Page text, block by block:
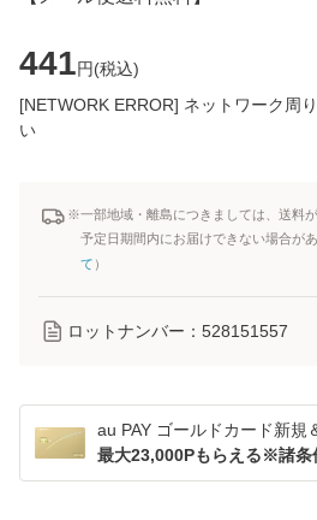
441円(税込)
[NETWORK ERROR] ネットワーク周
い
※一部地域・離島につきましては、送料
予定日期間内にお届けできない場合が
て ）
ロットナンバー： 528151557
au PAY ゴールドカード新規
最大23,000Pもらえる※諸条